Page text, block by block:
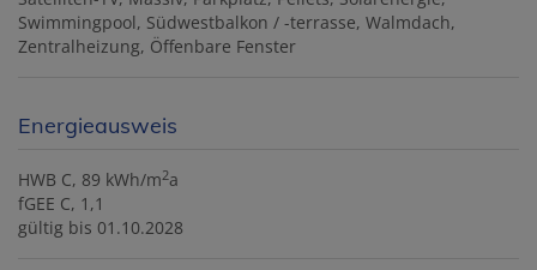
Swimmingpool Südwestbalkon / -terrasse Walmdach
Zentralheizung Öffenbare Fenster
Energieausweis
HWB C, 89 kWh/m2a
fGEE C, 1,1
gültig bis 01.10.2028